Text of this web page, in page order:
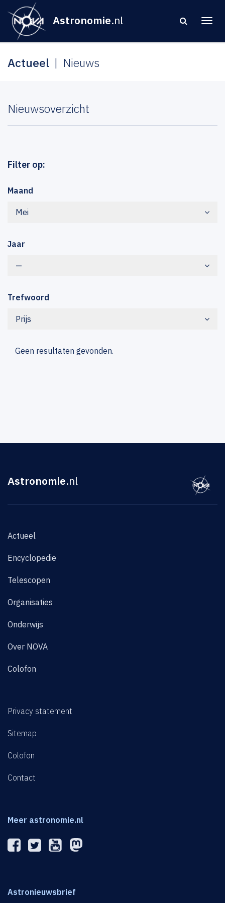
Astronomie.nl
Actueel Nieuws
Nieuwsoverzicht
Filter op:
Maand
Mei
Jaar
—
Trefwoord
Prijs
Geen resultaten gevonden.
Astronomie.nl
Actueel
Encyclopedie
Telescopen
Organisaties
Onderwijs
Over NOVA
Colofon
Privacy statement
Sitemap
Colofon
Contact
Meer astronomie.nl
Astronieuwsbrief